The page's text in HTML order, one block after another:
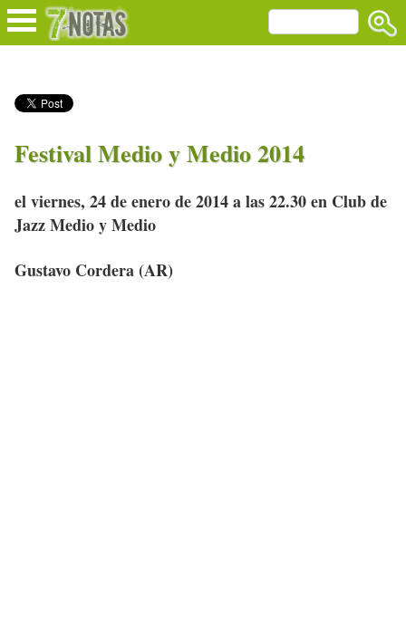
Festival Medio y Medio 2014
el viernes, 24 de enero de 2014 a las 22.30 en Club de
Jazz Medio y Medio
Gustavo Cordera (AR)